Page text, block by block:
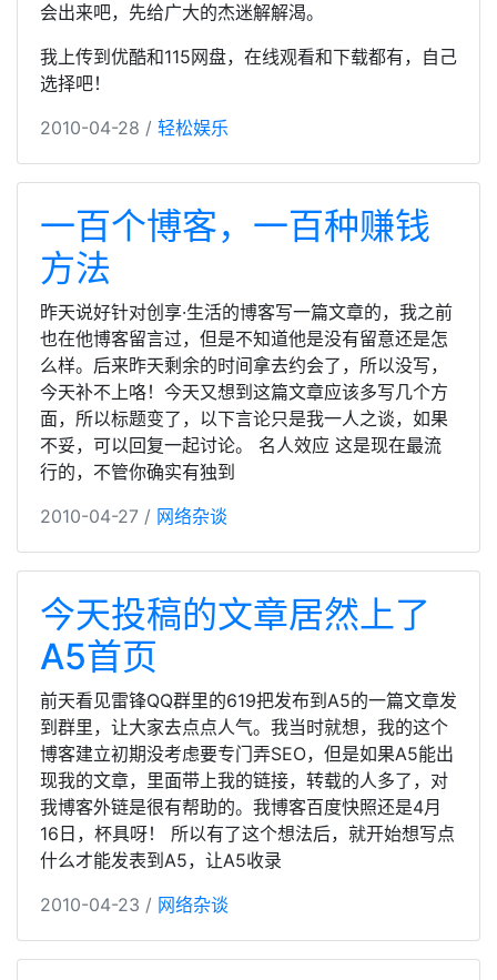
会出来吧，先给广大的杰迷解解渴。
我上传到优酷和115网盘，在线观看和下载都有，自己
选择吧！
2010-04-28 / 轻松娱乐
一百个博客，一百种赚钱
方法
昨天说好针对创享·生活的博客写一篇文章的，我之前
也在他博客留言过，但是不知道他是没有留意还是怎
么样。后来昨天剩余的时间拿去约会了，所以没写，
今天补不上咯！今天又想到这篇文章应该多写几个方
面，所以标题变了，以下言论只是我一人之谈，如果
不妥，可以回复一起讨论。 名人效应 这是现在最流
行的，不管你确实有独到
2010-04-27 / 网络杂谈
今天投稿的文章居然上了
A5首页
前天看见雷锋QQ群里的619把发布到A5的一篇文章发
到群里，让大家去点点人气。我当时就想，我的这个
博客建立初期没考虑要专门弄SEO，但是如果A5能出
现我的文章，里面带上我的链接，转载的人多了，对
我博客外链是很有帮助的。我博客百度快照还是4月
16日，杯具呀！ 所以有了这个想法后，就开始想写点
什么才能发表到A5，让A5收录
2010-04-23 / 网络杂谈